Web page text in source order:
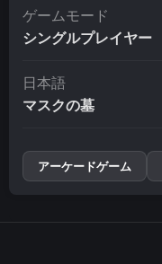
ゲームモード
シングルプレイヤー
日本語
マスクの墓
アーケードゲーム